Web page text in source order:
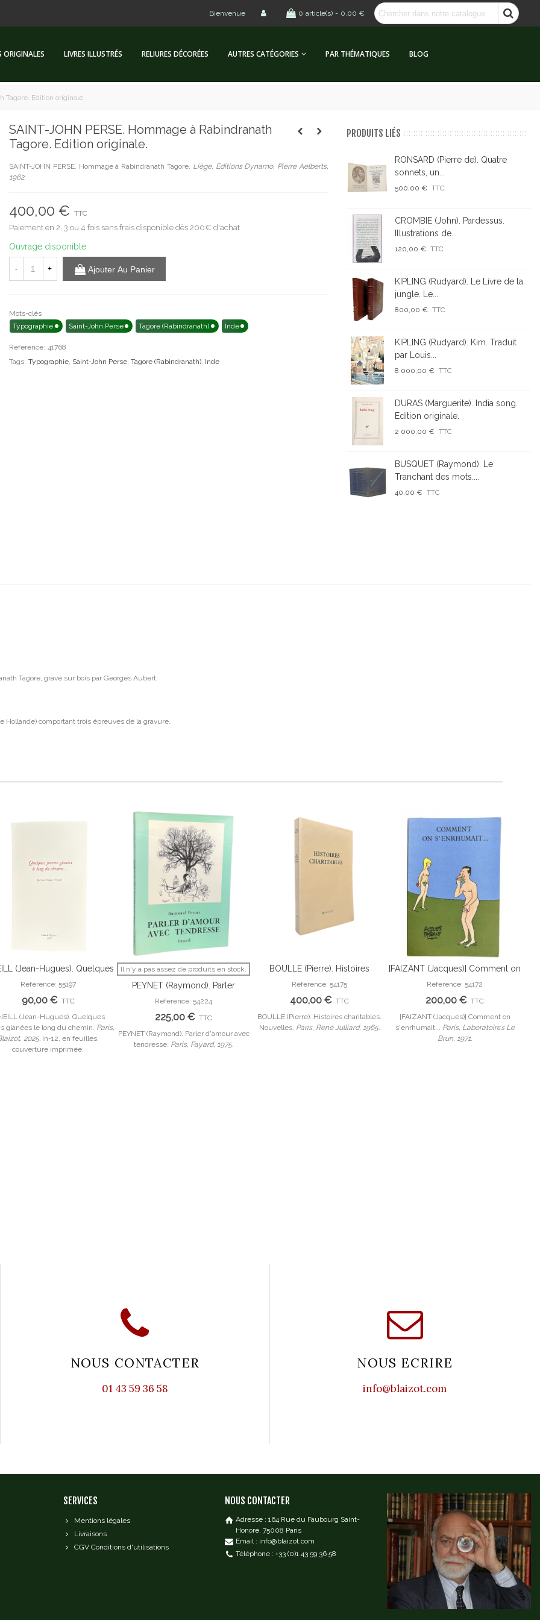
Bienvenue 0 article(s) - 0,00 €
ORIGINALES LIVRES ILLUSTRÉS RELIURES DÉCORÉES AUTRES CATÉGORIES PAR THÉMATIQUES BLOG
Tagore. Edition originale.
SAINT-JOHN PERSE. Hommage à Rabindranath
Tagore. Edition originale.
SAINT-JOHN PERSE. Hommage à Rabindranath Tagore. Liège, Editions Dynamo, Pierre Aelberts,
1962.
400,00 € TTC
Paiement en 2, 3 ou 4 fois sans frais disponible dès 200€ d'achat
Ouvrage disponible
- + Ajouter Au Panier
Mots-clés
Typographie
Saint-John Perse Tagore (Rabindranath) Inde
Référence: 41768
Tags: Typographie, Saint-John Perse, Tagore (Rabindranath), Inde
PRODUITS LIÉS
RONSARD (Pierre de). Quatre
sonnets, un...
500,00 € TTC
CROMBIE (John). Pardessus.
Illustrations de...
120,00 € TTC
KIPLING (Rudyard). Le Livre de la
jungle. Le...
800,00 € TTC
KIPLING (Rudyard). Kim. Traduit
par Louis...
8 000,00 € TTC
DURAS (Marguerite). India song.
Edition originale.
2 000,00 € TTC
BUSQUET (Raymond). Le
Tranchant des mots....
40,00 € TTC
Tagore, gravé sur bois par Georges Aubert.
comportant trois épreuves de la gravure.
Ajouter Au Panier
(Jean-Hugues). Quelques
pierres glanées le long du
chemin.
Référence: 55197
90,00 € TTC
(Jean-Hugues). Quelques
glanées le long du chemin. Paris,
2025. In-12, en feuilles,
couverture imprimée.
Afficher Plus
Il n'y a pas assez de produits en stock.
PEYNET (Raymond). Parler
d'amour avec tendresse.
Référence: 54224
225,00 € TTC
PEYNET (Raymond). Parler d'amour avec
tendresse. Paris, Fayard, 1975.
Ajouter Au Panier
BOULLE (Pierre). Histoires
charitables. Nouvelles.
Référence: 54175
400,00 € TTC
BOULLE (Pierre). Histoires charitables.
Nouvelles. Paris, René Julliard, 1965.
Ajouter Au Panier
[FAIZANT (Jacques)] Comment on
s'enrhumait... Planches en
couleurs dessinées par Jacques
Faizant.
Référence: 54172
200,00 € TTC
[FAIZANT (Jacques)] Comment on
s'enrhumait... Paris, Laboratoires Le
Brun, 1971.
NOUS CONTACTER
01 43 59 36 58
NOUS ECRIRE
info@blaizot.com
SERVICES
Mentions légales
Livraisons
CGV Conditions d'utilisations
NOUS CONTACTER
Adresse : 164 Rue du Faubourg Saint-
Honoré, 75008 Paris
Email : info@blaizot.com
Téléphone : +33 (0)1 43 59 36 58